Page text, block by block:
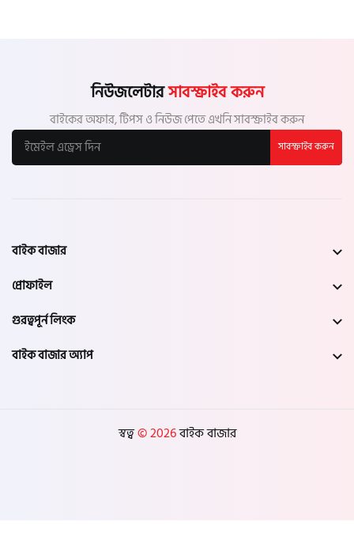
নিউজলেটারসাবস্ক্রাইব করুন
বাইকের অফার, টিপস ও নিউজ পেতে এখনি সাবস্ক্রাইব করুন
সাবস্ক্রাইব করুন
বাইক বাজার
প্রোফাইল
গুরত্বপূর্ন লিংক
বাইক বাজার অ্যাপ
স্বত্ব© 2026বাইক বাজার